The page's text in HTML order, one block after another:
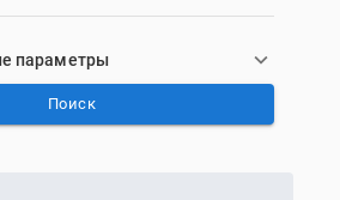
параметры
Поиск